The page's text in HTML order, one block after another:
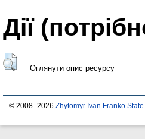
Дії
Оглянути опис ресурсу
© 2008–2026 Zhytomyr Ivan Franko